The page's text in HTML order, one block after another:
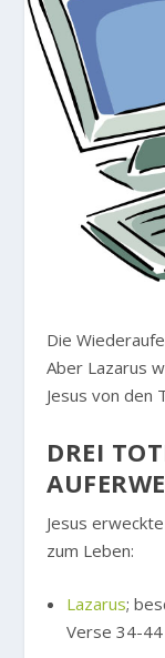
Die
Aber Lazarus
Jesus von den
DREI
Jesus
zum Leben:
Lazarus;
Verse 34-44